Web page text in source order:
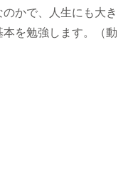
かで、人生にも大き
を勉強します。（動